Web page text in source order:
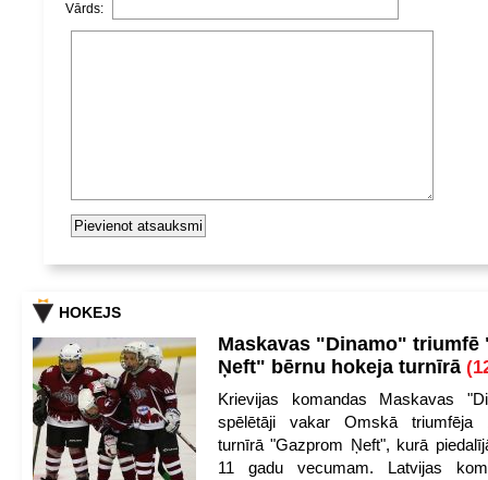
Vārds:
HOKEJS
Maskavas "Dinamo" triumfē
Ņeft" bērnu hokeja turnīrā
Krievijas komandas Maskavas
spēlētāji vakar Omskā triumfēja
turnīrā "Gazprom Ņeft", kurā
11 gadu vecumam. Latvijas